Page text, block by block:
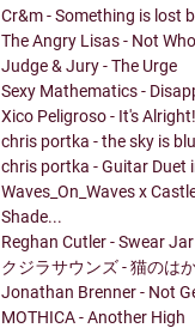
Cr&m - Something is lost
The Angry Lisas - Not
Judge & Jury - The Urge
Sexy Mathematics -
Xico Peligroso - It's
chris portka - the sky is
chris portka - Guitar Duet
Waves_On_Waves x
Shade...
Reghan Cutler - Swear Jar
クジラサウンズ - 猫のは
Jonathan Brenner - Not
MOTHICA - Another High